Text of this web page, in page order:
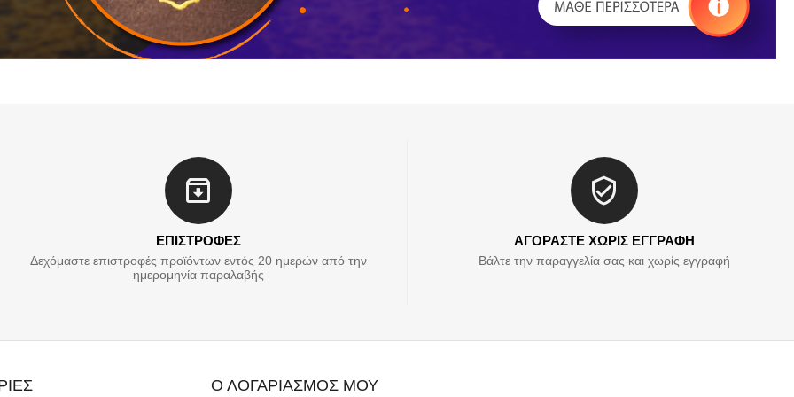
ΕΠΙΣΤΡΟΦΕΣ
Δεχόμαστε επιστροφές προϊόντων εντός 20 ημερών από την
ημερομηνία παραλαβής
ΑΓΟΡΑΣΤΕ ΧΩΡΙΣ ΕΓΓΡΑΦΗ
Βάλτε την παραγγελία σας και χωρίς εγγραφή
Ο ΛΟΓΑΡΙΑΣΜΟΣ ΜΟΥ